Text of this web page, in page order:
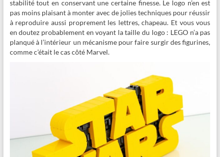
stabilité tout en conservant une certaine finesse. Le logo n’en est
pas moins plaisant à monter avec de jolies techniques pour réussir
à reproduire aussi proprement les lettres, chapeau. Et vous vous
en doutez probablement en voyant la taille du logo : LEGO n’a pas
planqué à l’intérieur un mécanisme pour faire surgir des figurines,
comme c’était le cas côté Marvel.